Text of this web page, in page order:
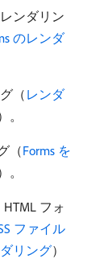
ンダリン
のレンダ
（ レンダ
。
（Forms を
。
フォ
ファイル
リング）